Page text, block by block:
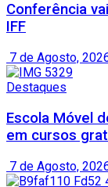
Conferência
IFF
7 de Agosto,
Destaques
Escola Móvel
em cursos
7 de Agosto,